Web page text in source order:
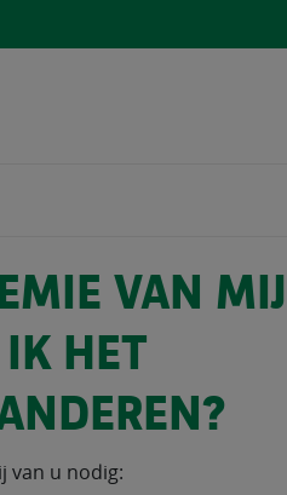
VAN
HET
van u nodig: